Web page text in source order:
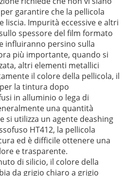
garantire che la pellicola
liscia. Impurità eccessive e altri
spessore del film formato
influiranno persino sulla
più importante, quando si
altri elementi metallici
il colore della pellicola, il
la tintura dopo
in alluminio o lega di
una quantità
si utilizza un agente deashing
HT412, la pellicola
ed è difficile ottenere una
e trasparente.
di silicio, il colore della
da grigio chiaro a grigio